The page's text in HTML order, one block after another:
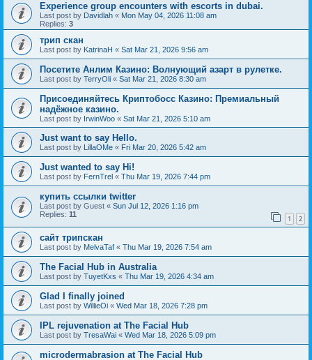
Experience group encounters with escorts in dubai.
Last post by Davidlah « Mon May 04, 2026 11:08 am
Replies: 3
трип скан
Last post by KatrinaH « Sat Mar 21, 2026 9:56 am
Посетите Анлим Казино: Волнующий азарт в рулетке.
Last post by TerryOli « Sat Mar 21, 2026 8:30 am
Присоединяйтесь Криптобосс Казино: Премиальный
надёжное казино.
Last post by IrwinWoo « Sat Mar 21, 2026 5:10 am
Just want to say Hello.
Last post by LillaOMe « Fri Mar 20, 2026 5:42 am
Just wanted to say Hi!
Last post by FernTrel « Thu Mar 19, 2026 7:44 pm
купить ссылки twitter
Last post by Guest « Sun Jul 12, 2026 1:16 pm
Replies: 11 1 2
сайт трипскан
Last post by MelvaTaf « Thu Mar 19, 2026 7:54 am
The Facial Hub in Australia
Last post by TuyetKxs « Thu Mar 19, 2026 4:34 am
Glad I finally joined
Last post by WillieOi « Wed Mar 18, 2026 7:28 pm
IPL rejuvenation at The Facial Hub
Last post by TresaWai « Wed Mar 18, 2026 5:09 pm
microdermabrasion at The Facial Hub